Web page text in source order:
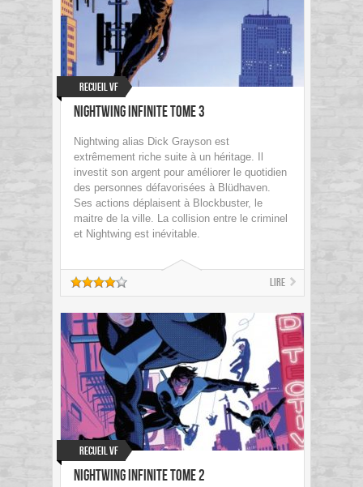
Recueil VF
Nightwing Infinite Tome 3
Nightwing alias Dick Grayson est
extrêmement riche suite à un héritage. Il
investit son argent pour améliorer le quotidien
des personnes défavorisées à Blüdhaven.
Ses actions déplaisent à Blockbuster, le
maitre de la ville. La collision entre le criminel
et Nightwing est inévitable.
Lire
Recueil VF
Nightwing Infinite Tome 2